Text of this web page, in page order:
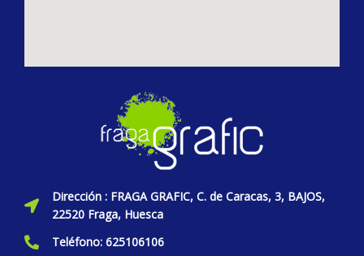
Dirección : FRAGA GRAFIC, C. de Caracas, 3, BAJOS,
22520 Fraga, Huesca
Teléfono: 625106106